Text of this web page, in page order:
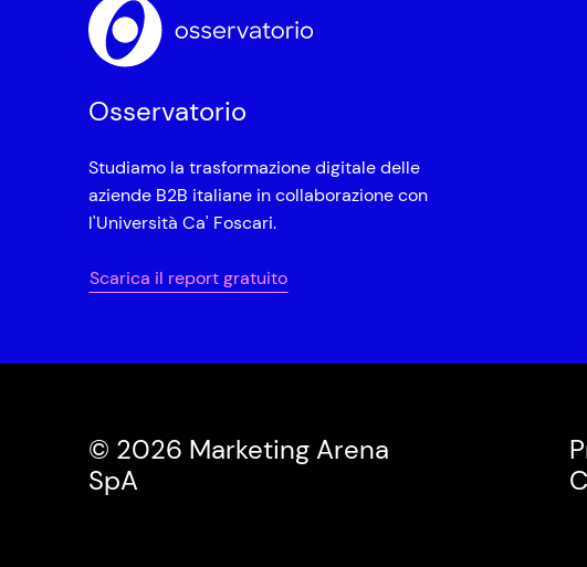
Osservatorio
Studiamo la trasformazione digitale delle
aziende B2B italiane in collaborazione con
l'Università Ca' Foscari.
Scarica il report gratuito
© 2026 Marketing Arena
SpA